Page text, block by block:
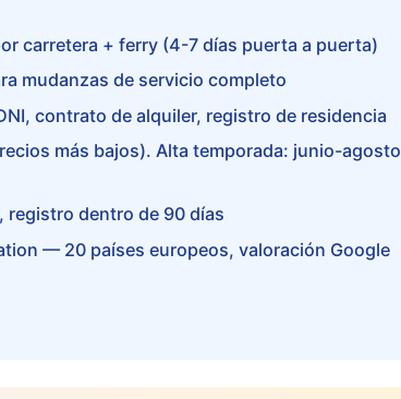
carretera + ferry (4-7 días puerta a puerta)
mudanzas de servicio completo
contrato de alquiler, registro de residencia
más bajos). Alta temporada: junio-agosto
registro dentro de 90 días
— 20 países europeos, valoración Google